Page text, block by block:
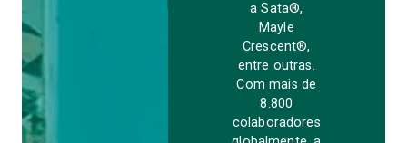
a Sata®,
Mayle
Crescent®,
entre outras.
Com mais de
8.800
colaboradores